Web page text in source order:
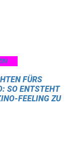
FÜRS
SO ENTSTEHT
FEELING ZU